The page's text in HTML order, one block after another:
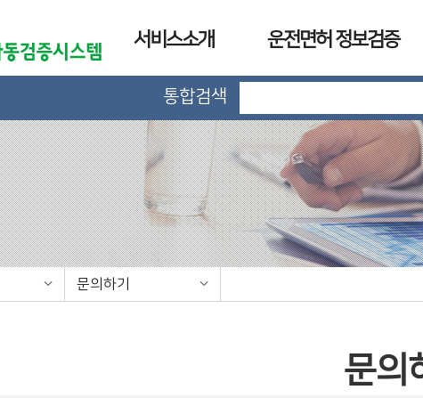
서비스소개 운전면허 정보검증
통합검색
문의하기
문의